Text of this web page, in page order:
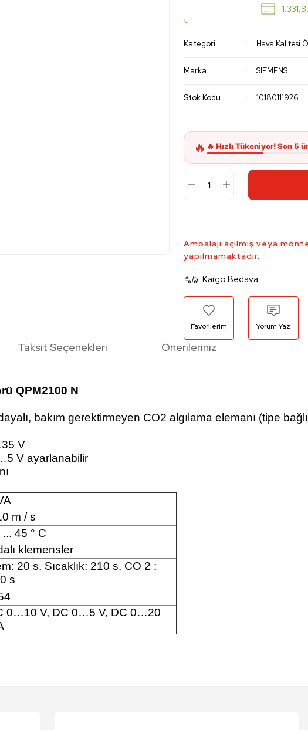
Kategori Hava Kalitesi
Marka SIEMENS
Stok Kodu 10180111926
Ambalajı açılmış veya
yapılmamaktadır.
Kargo Bedava
Yorum Yaz
Taksit Seçenekleri Önerileriniz
QPM2100 N
bakım gerektirmeyen CO2 algılama elemanı (tipe
V
V ayarlanabilir
m / s
... 45 ° C
klemensler
20 s, Sıcaklık: 210 s, CO 2 :
s
0…10 V, DC 0…5 V, DC 0…20